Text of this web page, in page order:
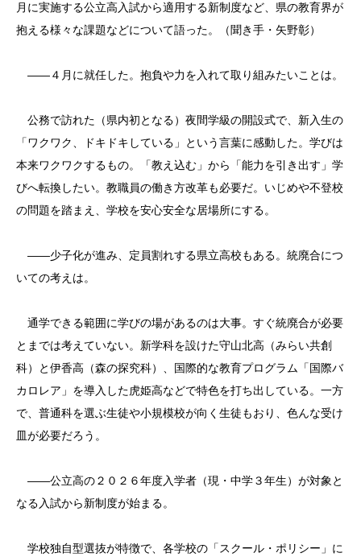
月に実施する公立高入試から適用する新制度など、県の教育界が
抱える様々な課題などについて語った。（聞き手・矢野彰）
――４月に就任した。抱負や力を入れて取り組みたいことは。
公務で訪れた（県内初となる）夜間学級の開設式で、新入生の
「ワクワク、ドキドキしている」という言葉に感動した。学びは
本来ワクワクするもの。「教え込む」から「能力を引き出す」学
びへ転換したい。教職員の働き方改革も必要だ。いじめや不登校
の問題を踏まえ、学校を安心安全な居場所にする。
――少子化が進み、定員割れする県立高校もある。統廃合につ
いての考えは。
通学できる範囲に学びの場があるのは大事。すぐ統廃合が必要
とまでは考えていない。新学科を設けた守山北高（みらい共創
科）と伊香高（森の探究科）、国際的な教育プログラム「国際バ
カロレア」を導入した虎姫高などで特色を打ち出している。一方
で、普通科を選ぶ生徒や小規模校が向く生徒もおり、色んな受け
皿が必要だろう。
――公立高の２０２６年度入学者（現・中学３年生）が対象と
なる入試から新制度が始まる。
学校独自型選抜が特徴で、各学校の「スクール・ポリシー」に